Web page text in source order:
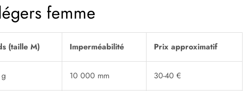
femme
(taille M) Imperméabilité Prix approximatif
10 000 mm 30-40 €